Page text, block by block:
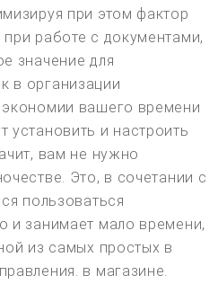
при этом фактор
работе с документами,
значение для
в организации
вашего времени
установить и настроить
вам не нужно
Это, в сочетании с
пользоваться
и занимает мало времени,
из самых простых в
в магазине.